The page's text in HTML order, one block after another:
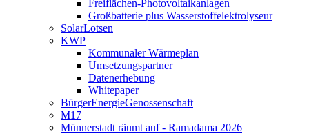
Freiflächen-Photovoltaikanlagen
Großbatterie plus Wasserstoffelektrolyseur
SolarLotsen
KWP
Kommunaler Wärmeplan
Umsetzungspartner
Datenerhebung
Whitepaper
BürgerEnergieGenossenschaft
M17
Münnerstadt räumt auf - Ramadama 2026